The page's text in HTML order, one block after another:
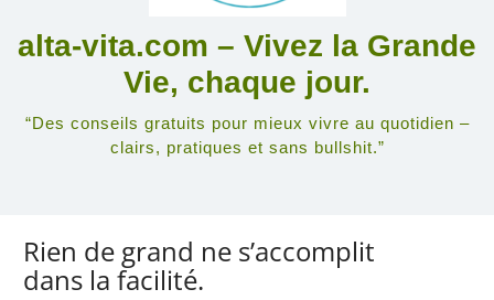
alta-vita.com – Vivez la Grande
Vie, chaque jour.
“Des conseils gratuits pour mieux vivre au quotidien –
clairs, pratiques et sans bullshit.”
Rien de grand ne s’accomplit
dans la facilité.